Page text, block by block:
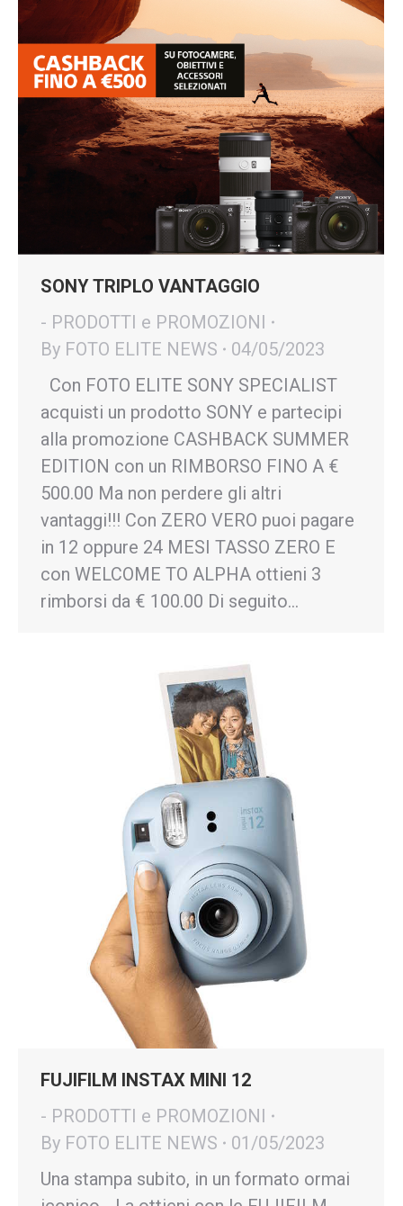
SONY TRIPLO VANTAGGIO
- PRODOTTI e PROMOZIONI
By FOTO ELITE NEWS
04/05/2023
Con FOTO ELITE SONY SPECIALIST
acquisti un prodotto SONY e partecipi
alla promozione CASHBACK SUMMER
EDITION con un RIMBORSO FINO A €
500.00 Ma non perdere gli altri
vantaggi!!! Con ZERO VERO puoi pagare
in 12 oppure 24 MESI TASSO ZERO E
con WELCOME TO ALPHA ottieni 3
rimborsi da € 100.00 Di seguito…
FUJIFILM INSTAX MINI 12
- PRODOTTI e PROMOZIONI
By FOTO ELITE NEWS
01/05/2023
Una stampa subito, in un formato ormai